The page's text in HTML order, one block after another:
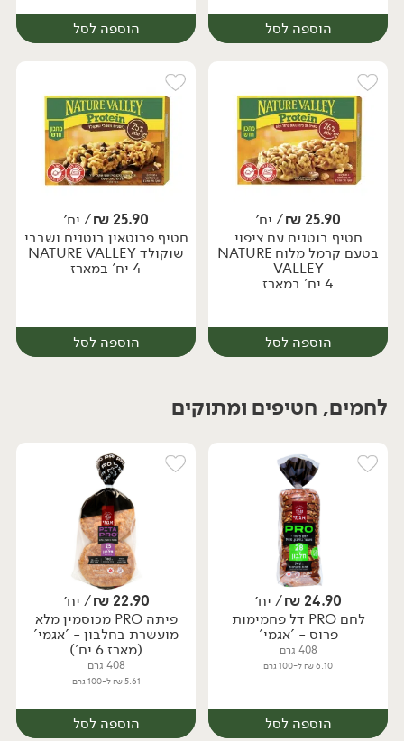
הוספה לסל
יח׳
הוספה לסל
יח׳
25.90
₪/ יח׳
חטיף בוטנים עם ציפוי
בטעם קרמל מלוח NATURE
VALLEY
4 יח' במארז
הוספה לסל
יח׳
25.90
₪/ יח׳
חטיף פרוטאין בוטנים ושבבי
שוקולד NATURE VALLEY
4 יח' במארז
הוספה לסל
יח׳
לחמים, חטיפים ומתוקים
24.90
₪/ יח׳
לחם PRO דל פחמימות
פרוס - 'אגמי'
408 גרם
6.10 ₪ ל-100 גרם
הוספה לסל
22.90
₪/ יח׳
פיתה PRO מכוסמין מלא
מועשרת בחלבון - 'אגמי'
(מארז 6 יח')
408 גרם
5.61 ₪ ל-100 גרם
הוספה לסל